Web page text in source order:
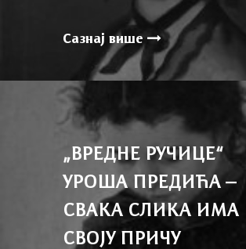
Сазнај више
„ВРЕДНЕ РУЧИЦЕ“
УРОША ПРЕДИЋА –
СВАКА СЛИКА ИМА
СВОЈУ ПРИЧУ